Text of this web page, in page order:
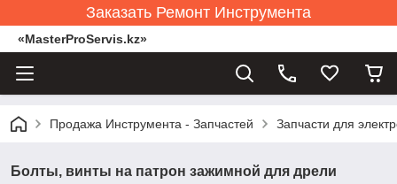
Заказать Ремонт Инструмента
«MasterProServis.kz»
Продажа Инструмента - Запчастей Запчасти для
Болты, винты на патрон зажимной для дрели